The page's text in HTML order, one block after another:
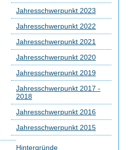
Jahresschwerpunkt 2023
Jahresschwerpunkt 2022
Jahresschwerpunkt 2021
Jahresschwerpunkt 2020
Jahresschwerpunkt 2019
Jahresschwerpunkt 2017 -
2018
Jahresschwerpunkt 2016
Jahresschwerpunkt 2015
Hintergründe